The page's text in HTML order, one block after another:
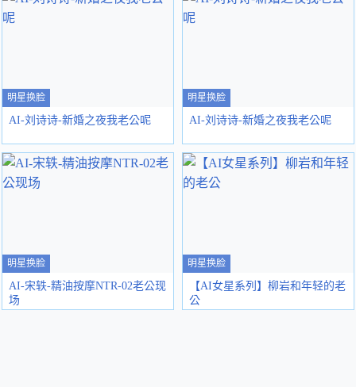
明星换脸
AI-刘诗诗-新婚之夜我老公呢
明星换脸
AI-刘诗诗-新婚之夜我老公呢
明星换脸
AI-宋轶-精油按摩NTR-02老公现
场
明星换脸
【AI女星系列】柳岩和年轻的老
公